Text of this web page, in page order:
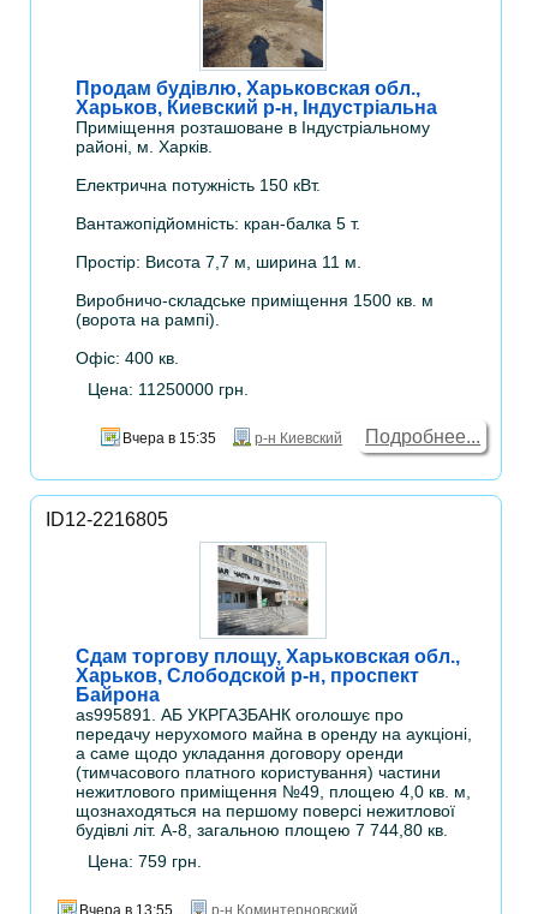
Продам будівлю, Харьковская обл.,
Харьков, Киевский р-н, Індустріальна
Приміщення розташоване в Індустріальному
районі, м. Харків.
Електрична потужність 150 кВт.
Вантажопідйомність: кран-балка 5 т.
Простір: Висота 7,7 м, ширина 11 м.
Виробничо-складське приміщення 1500 кв. м
(ворота на рампі).
Офіс: 400 кв.
Цена: 11250000 грн.
Вчера в 15:35 р-н Киевский Подробнее...
ID12-2216805
Сдам торгову площу, Харьковская обл.,
Харьков, Слободской р-н, проспект
Байрона
as995891. АБ УКРГАЗБАНК оголошує про
передачу нерухомого майна в оренду на аукціоні,
а саме щодо укладання договору оренди
(тимчасового платного користування) частини
нежитлового приміщення №49, площею 4,0 кв. м,
щознаходяться на першому поверсі нежитлової
будівлі літ. А-8, загальною площею 7 744,80 кв.
Цена: 759 грн.
Вчера в 13:55 р-н Коминтерновский